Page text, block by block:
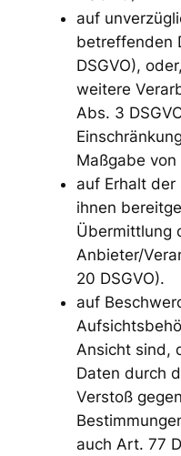
auf
betreffenden
DSGVO),
weitere
Abs. 3
Maßgabe von
auf Erhalt
ihnen
Übermittlung
Anbieter/
20 DSGVO).
auf
Ansicht sind,
Daten durch
Verstoß
auch Art. 77